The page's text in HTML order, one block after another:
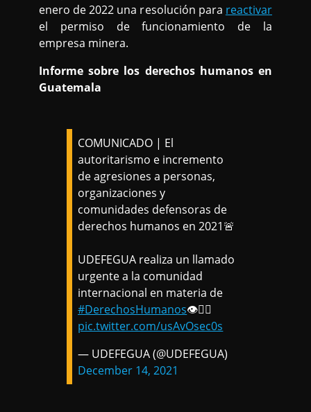
enero de 2022 una resolución para reactivar
el permiso de funcionamiento de la
empresa minera.
Informe sobre los derechos humanos en
Guatemala
COMUNICADO | El
autoritarismo e incremento
de agresiones a personas,
organizaciones y
comunidades defensoras de
derechos humanos en 2021🚨
UDEFEGUA realiza un llamado
urgente a la comunidad
internacional en materia de
#DerechosHumanos👁️👇🏾
pic.twitter.com/usAvOsec0s
— UDEFEGUA (@UDEFEGUA)
December 14, 2021